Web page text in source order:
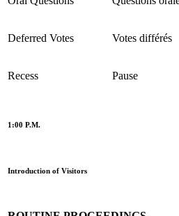
Deferred Votes Votes différés
Recess Pause
1:00 P.M.
Introduction of Visitors